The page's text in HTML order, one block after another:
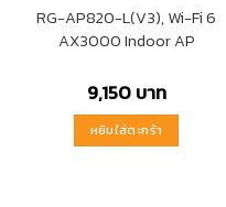
RG-AP820-L(V3), Wi-Fi 6
AX3000 Indoor AP
9,150บาท
หยิบใส่ตะกร้า